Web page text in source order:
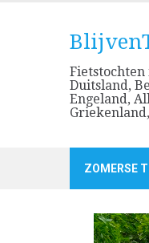
Duitsland,
Engeland,
ZOMERSE